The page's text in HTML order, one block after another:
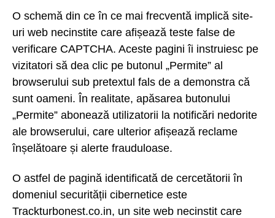
O schemă din ce în ce mai frecventă implică site-
uri web necinstite care afișează teste false de
verificare CAPTCHA. Aceste pagini îi instruiesc pe
vizitatori să dea clic pe butonul „Permite” al
browserului sub pretextul fals de a demonstra că
sunt oameni. În realitate, apăsarea butonului
„Permite” abonează utilizatorii la notificări nedorite
ale browserului, care ulterior afișează reclame
înșelătoare și alerte frauduloase.
O astfel de pagină identificată de cercetătorii în
domeniul securității cibernetice este
Trackturbonest.co.in, un site web necinstit care